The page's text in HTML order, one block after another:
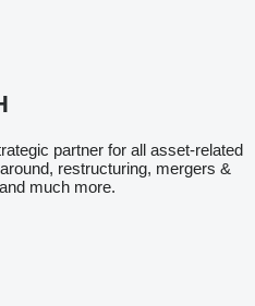
partner for all asset-related
restructuring, mergers &
much more.